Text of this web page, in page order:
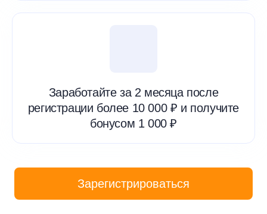
Заработайте за 2 месяца после
регистрации более 10 000 ₽ и получите
бонусом 1 000 ₽
Зарегистрироваться